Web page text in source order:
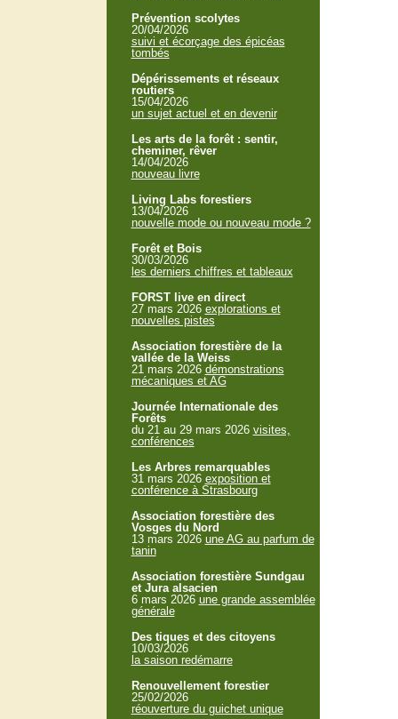
Prévention scolytes
20/04/2026
suivi et écorçage des épicéas
tombés
Dépérissements et réseaux
routiers
15/04/2026
un sujet actuel et en devenir
Les arts de la forêt : sentir,
cheminer, rêver
14/04/2026
nouveau livre
Living Labs forestiers
13/04/2026
nouvelle mode ou nouveau mode ?
Forêt et Bois
30/03/2026
les derniers chiffres et tableaux
FORST live en direct
27 mars 2026 explorations et
nouvelles pistes
Association forestière de la
vallée de la Weiss
21 mars 2026 démonstrations
mécaniques et AG
Journée Internationale des
Forêts
du 21 au 29 mars 2026 visites,
conférences
Les Arbres remarquables
31 mars 2026 exposition et
conférence à Strasbourg
Association forestière des
Vosges du Nord
13 mars 2026 une AG au parfum de
tanin
Association forestière Sundgau
et Jura alsacien
6 mars 2026 une grande assemblée
générale
Des tiques et des citoyens
10/03/2026
la saison redémarre
Renouvellement forestier
25/02/2026
réouverture du guichet unique